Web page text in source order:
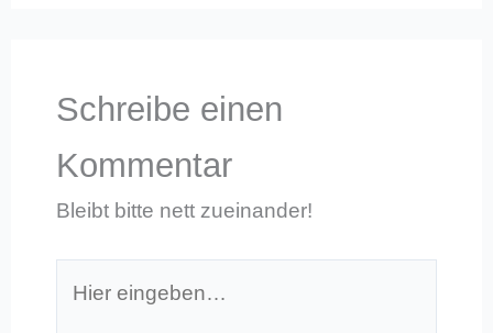
Schreibe einen
Kommentar
Bleibt bitte nett zueinander!
eingeben…